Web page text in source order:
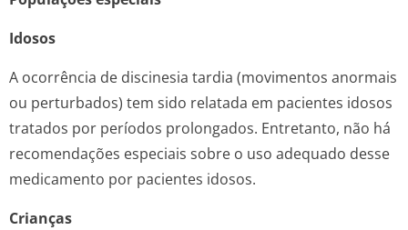
Idosos
A ocorrência de discinesia tardia (movimentos anormais
ou perturbados) tem sido relatada em pacientes idosos
tratados por períodos prolongados. Entretanto, não há
recomendações especiais sobre o uso adequado desse
medicamento por pacientes idosos.
Crianças